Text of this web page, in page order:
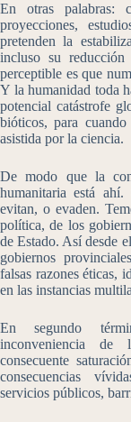
En otras palabras:
proyecciones,
pretenden la
incluso su
perceptible es que
Y la humanidad toda
potencial catástrofe
bióticos, para
asistida por la ciencia.
De modo que la
humanitaria está
evitan, o evaden.
política, de los
de Estado. Así desde
gobiernos
falsas razones éticas,
en las instancias
En segundo
inconveniencia de
consecuente
consecuencias
servicios públicos,